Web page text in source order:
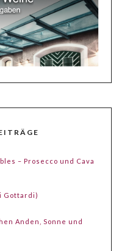
– Prosecco und Cava
Gottardi)
Anden, Sonne und